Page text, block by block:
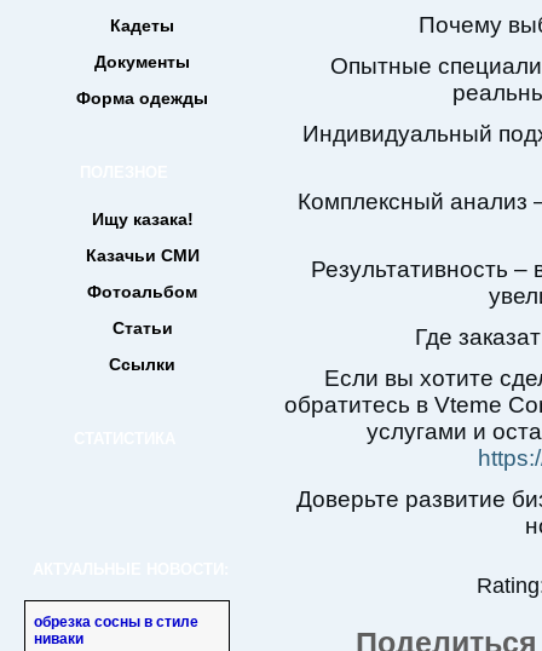
Кадеты
Документы
Форма одежды
Ищу казака!
Казачьи СМИ
Фотоальбом
Статьи
Ссылки
обрезка сосны в стиле
ниваки
Почему
Опытные
Индивидуальный
Комплексный анализ
Результативность
Где
Если вы хотите
обратитесь в Vteme
услугами и
Доверьте развитие